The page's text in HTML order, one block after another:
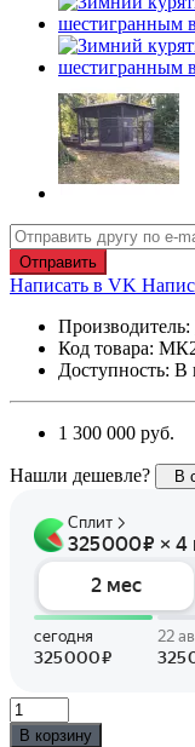
Отправить
Написать в VK
Производитель:
Код товара:
Доступность: В
1 300 000 руб.
Нашли дешевле? В
В корзину